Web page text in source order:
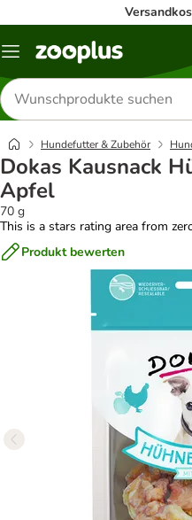
Menü
Produkte
suchen
Hundefutter & Zubehör
Dokas Kausnack
Apfel
70 g
This is a stars rating area from
Produkt bewerten